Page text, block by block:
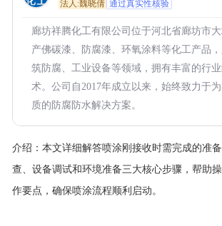
法人:魏晓倩 通过真实性核验
廊坊祥腾化工有限公司位于河北省廊坊市
产佛碳漆、防腐漆、环氧涂料等化工产品
筑防腐、工业设备等领域，拥有丰富的行
术。公司自2017年成立以来，始终致力于
质的防腐防水解决方案。
介绍： 本文详细解答喷涂刚接收时需完成的准
查、设备调试和环境准备三大核心步骤，帮助
作要点，确保喷涂流程顺利启动。